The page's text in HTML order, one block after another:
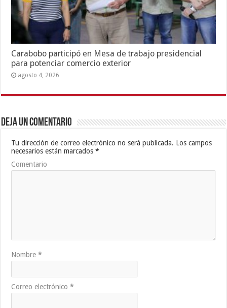
Carabobo participó en Mesa de trabajo presidencial
para potenciar comercio exterior
agosto 4, 2026
Deja un comentario
Tu dirección de correo electrónico no será publicada. Los campos
necesarios están marcados*
Comentario
Nombre*
Correo electrónico*